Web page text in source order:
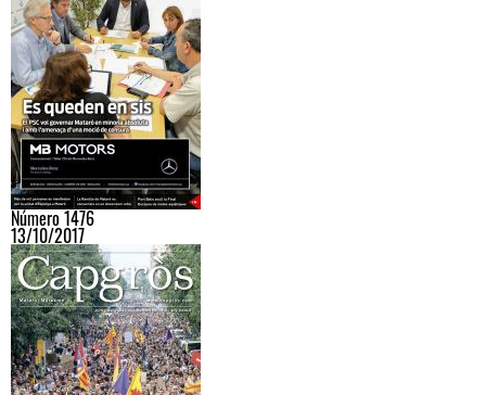
Número 1476
13/10/2017